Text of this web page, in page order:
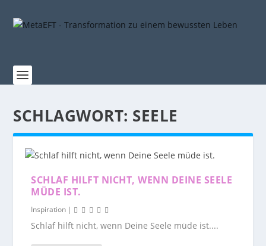
SCHLAGWORT: SEELE
SCHLAF HILFT NICHT, WENN DEINE SEELE
MÜDE IST.
Inspiration |
Schlaf hilft nicht, wenn Deine Seele müde ist....